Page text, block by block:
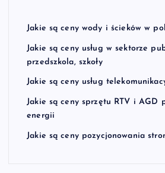
Jakie są ceny wody i ścieków w
Jakie są ceny usług w sektorze
przedszkola, szkoły
Jakie są ceny usług
Jakie są ceny sprzętu RTV i AGD
energii
Jakie są ceny pozycjonowania